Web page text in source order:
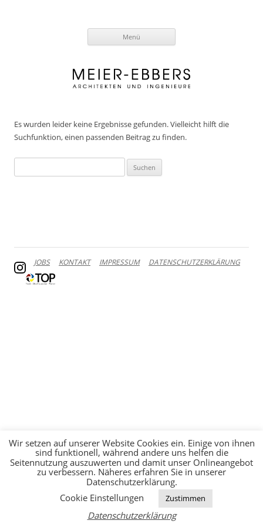
Menü
Es wurden leider keine Ergebnisse gefunden. Vielleicht hilft die
Suchfunktion, einen passenden Beitrag zu finden.
nach:
JOBS KONTAKT IMPRESSUM DATENSCHUTZERKLÄRUNG
Wir setzen auf unserer Website Cookies ein. Einige von ihnen
sind funktionell, während andere uns helfen die
Seitennutzung auszuwerten und damit unser Onlineangebot
zu verbessern. Näheres erfahren Sie in unserer
Datenschutzerklärung.
Cookie Einstellungen
Zustimmen
Datenschutzerklärung